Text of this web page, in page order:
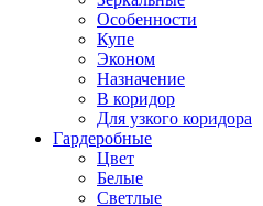
Особенности
Купе
Эконом
Назначение
В коридор
Для узкого коридора
Гардеробные
Цвет
Белые
Светлые